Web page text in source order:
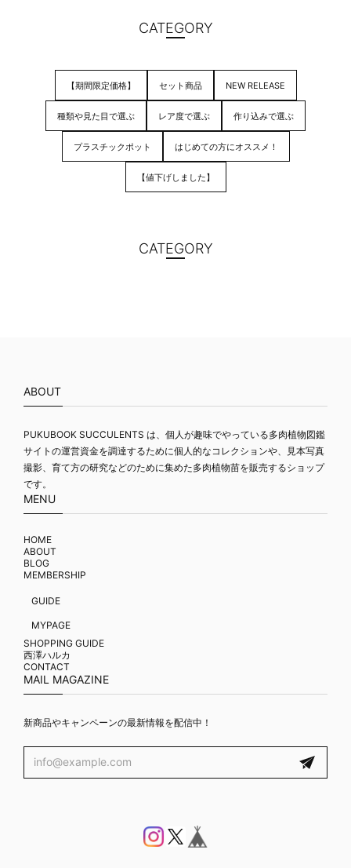
CATEGORY
【期間限定価格】 セット商品 NEW RELEASE
種類や見た目で選ぶ レア度で選ぶ 作り込みで選ぶ
プラスチックポット はじめての方にオススメ！
【値下げしました】
CATEGORY
ABOUT
PUKUBOOK SUCCULENTS は、個人が趣味でやっている多肉植物図鑑
サイトの運営資金を調達するために個人的なコレクションや、見本写真
撮影、育て方の研究などのために集めた多肉植物苗を販売するショップ
です。
MENU
HOME
ABOUT
BLOG
MEMBERSHIP
GUIDE
MYPAGE
SHOPPING GUIDE
西澤ハルカ
CONTACT
MAIL MAGAZINE
新商品やキャンペーンの最新情報を配信中！